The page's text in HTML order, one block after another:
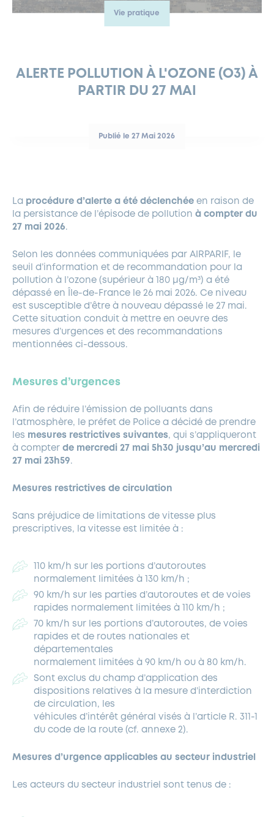
EAU POTABLE ET ASSAINISSEMENT
DÉCLARATION DE CATASTROPHE NATURELLE
LOCATION DE SALLES
INFORMATIONS PRATIQUES
SUBVENTIONS
FERMETURES EXCEPTIONNELLES
PANNEAUX D’AFFICHAGE LIBRE
DÉVELOPPEMENT DURABLE
DEMANDE D’ABATTAGE
GESTION DU PATRIMOINE ARBORÉ
Vie pratique
ALERTE POLLUTION À L'OZONE (O3) À
PARTIR DU 27 MAI
Publié le 27 Mai 2026
La procédure d’alerte a été déclenchée en raison de
la persistance de l’épisode de pollution à compter du
27 mai 2026.
Selon les données communiquées par AIRPARIF, le
seuil d’information et de recommandation pour la
pollution à l’ozone (supérieur à 180 μg/m³) a été
dépassé en Île-de-France le 26 mai 2026. Ce niveau
est susceptible d’être à nouveau dépassé le 27 mai.
Cette situation conduit à mettre en oeuvre des
mesures d’urgences et des recommandations
mentionnées ci-dessous.
Mesures d’urgences
Afin de réduire l’émission de polluants dans
l’atmosphère, le préfet de Police a décidé de prendre
les mesures restrictives suivantes, qui s’appliqueront
à compter de mercredi 27 mai 5h30 jusqu’au mercredi
27 mai 23h59.
Mesures restrictives de circulation
Sans préjudice de limitations de vitesse plus
prescriptives, la vitesse est limitée à :
110 km/h sur les portions d’autoroutes
normalement limitées à 130 km/h ;
90 km/h sur les parties d’autoroutes et de voies
rapides normalement limitées à 110 km/h ;
70 km/h sur les portions d’autoroutes, de voies
rapides et de routes nationales et
départementales
normalement limitées à 90 km/h ou à 80 km/h.
Sont exclus du champ d’application des
dispositions relatives à la mesure d’interdiction
de circulation, les
véhicules d’intérêt général visés à l’article R. 311-1
du code de la route (cf. annexe 2).
Mesures d’urgence applicables au secteur industriel
Les acteurs du secteur industriel sont tenus de :